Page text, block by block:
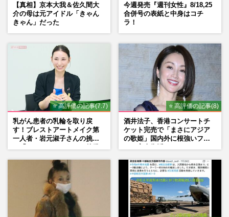
【真相】京本大我＆佐久間大
介の母は元アイドル「きゃん
きゃん」だった
今週発売『週刊女性』8/18,25
合併号の表紙と中身はコチ
ラ！
⭐ 高評価の記事(7.7)
乳がん患者の乳輪を取り戻
す！ブレストアートメイク第
一人者・岩元淑子さんの挑戦
⭐ 高評価の記事(8)
酒井法子、香港コンサートチ
ケット完売で「まさにアジア
の歌姫」国内外に根強いファ